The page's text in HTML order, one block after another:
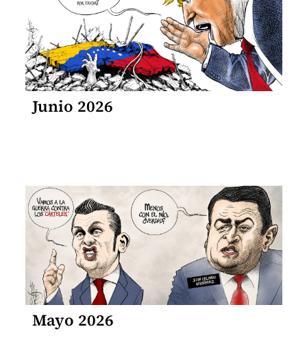
Junio 2026
Mayo 2026